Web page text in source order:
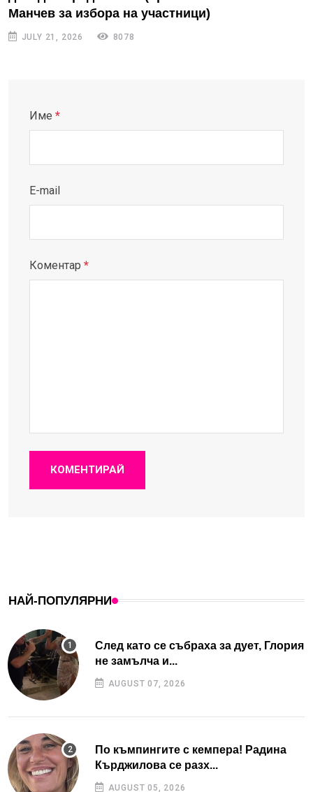
Манчев за избора на участници)
JULY 21, 2026 8078
Име *
E-mail
Коментар *
КОМЕНТИРАЙ
НАЙ-ПОПУЛЯРНИ
След като се събраха за дует, Глория
не замълча и...
AUGUST 07, 2026
По къмпингите с кемпера! Радина
Кърджилова се разх...
AUGUST 05, 2026